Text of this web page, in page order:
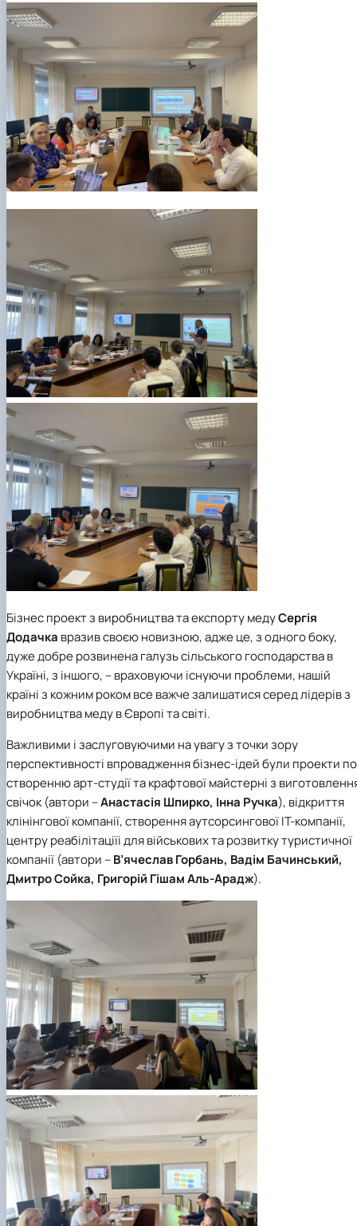
Бізнес проект з виробництва та експорту медуСергія
Додачка вразив своєю новизною, адже це, з одного боку,
дуже добре розвинена галузь сільського господарства в
Україні, з іншого, – враховуючи існуючи проблеми, нашій
країні з кожним роком все важче залишатися серед лідерів з
виробництва меду в Європі та світі.
Важливими і заслуговуючими на увагу з точки зору
перспективності впровадження бізнес-ідей були проекти по
створенню арт-студії та крафтової майстерні з
свічок (автори –Анастасія Шпирко, Інна Ручка), відкриття
клінінгової компанії, створення аутсорсингової ІТ-компанії,
центру реабілітаціїі для військових та розвитку туристичної
компанії (автори –В’ячеслав Горбань, Вадім Бачинський,
Дмитро Сойка, Григорій Гішам Аль-Арадж).